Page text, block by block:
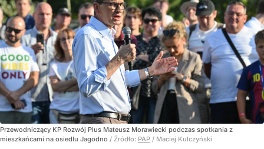
Przewodniczący KP Rozwój Plus Mateusz Morawiecki podczas spotkania z
mieszkańcami na osiedlu Jagodno / Źródło: PAP / Maciej Kulczyński